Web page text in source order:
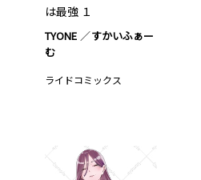
は最強 １
TYONE
すかいふぁー
む
ライドコミックス